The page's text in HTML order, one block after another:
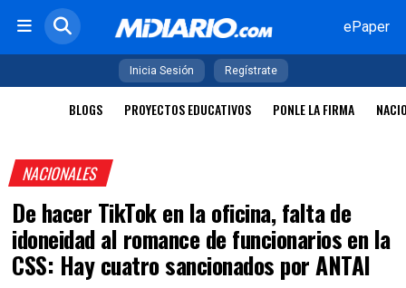
ePaper
Inicia Sesión Regístrate
BLOGS PROYECTOS EDUCATIVOS PONLE LA FIRMA
NACIONALES
De hacer TikTok en la oficina, falta de
idoneidad al romance de funcionarios en la
CSS: Hay cuatro sancionados por ANTAI